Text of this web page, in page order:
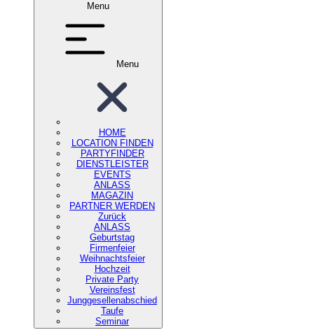
Menu
Menu
HOME
LOCATION FINDEN
PARTYFINDER
DIENSTLEISTER
EVENTS
ANLASS
MAGAZIN
PARTNER WERDEN
Zurück
ANLASS
Geburtstag
Firmenfeier
Weihnachtsfeier
Hochzeit
Private Party
Vereinsfest
Junggesellenabschied
Taufe
Seminar